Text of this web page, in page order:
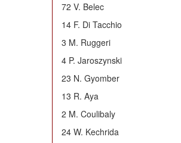
72 V. Belec
14 F. Di Tacchio
3 M. Ruggeri
4 P. Jaroszynski
23 N. Gyomber
13 R. Aya
2 M. Coulibaly
24 W. Kechrida